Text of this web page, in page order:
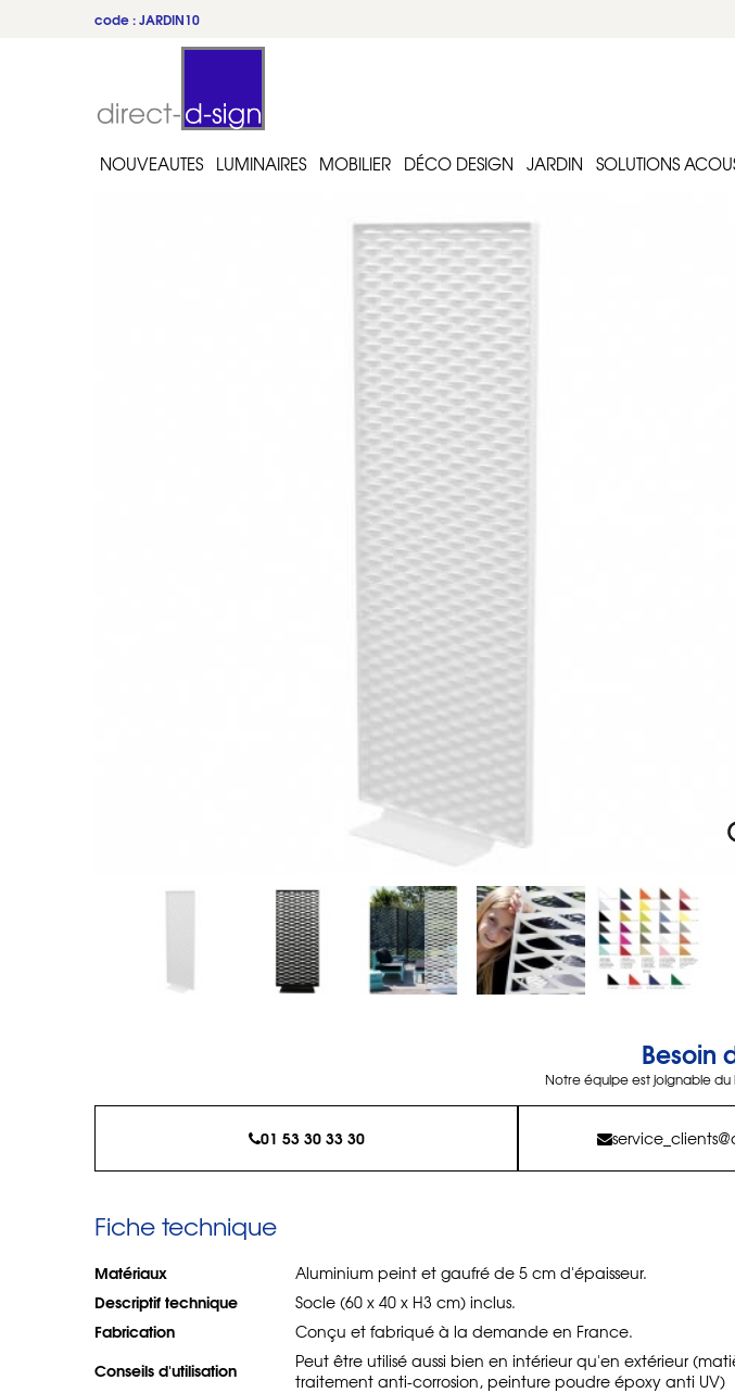
code : JARDIN10
NOUVEAUTES LUMINAIRES MOBILIER DÉCO DESIGN JARDIN SOLUTIONS
Besoin
Notre équipe est joignable du
01 53 30 33 30
Fiche technique
Matériaux Aluminium peint et gaufré de 5 cm d'épaisseur.
Descriptif technique Socle (60 x 40 x H3 cm) inclus.
Fabrication Conçu et fabriqué à la demande en France.
Conseils d'utilisation
Peut être utilisé aussi bien en intérieur qu'en extérieur
traitement anti-corrosion, peinture poudre époxy anti UV)